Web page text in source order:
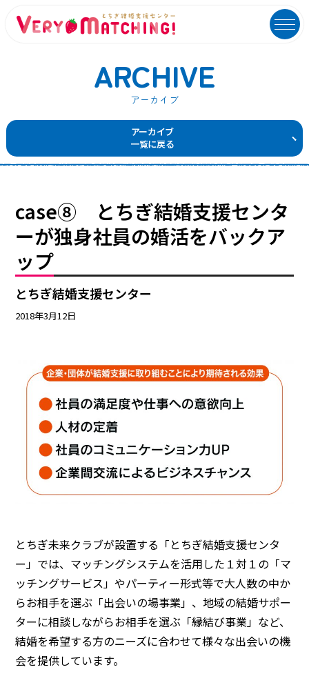
マッチング会員ログイン イベントユーザーログイン
マッチング
ご成婚カップルメッセージ
センターへのアクセス
よくあるご質問
注意事項
イベント
自治体等イベント一覧
DATING
交際応援
SUPPORT
応援・協賛企業
ARCHIVE
アーカイブ
NEWS
センターからのお知らせ
ARCHIVE
アーカイブ
アーカイブ
一覧に戻る
case⑧ とちぎ結婚支援センタ
ーが独身社員の婚活をバックア
ップ
とちぎ結婚支援センター
2018年3月12日
とちぎ未来クラブが設置する「とちぎ結婚支援センタ
ー」では、マッチングシステムを活用した１対１の「マ
ッチングサービス」やパーティー形式等で大人数の中か
らお相手を選ぶ「出会いの場事業」、地域の結婚サポー
ターに相談しながらお相手を選ぶ「縁結び事業」など、
結婚を希望する方のニーズに合わせて様々な出会いの機
会を提供しています。